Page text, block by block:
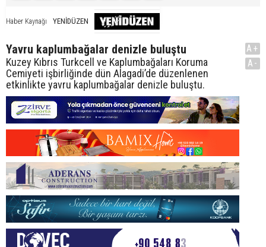
Haber Kaynağı YENİDÜZEN
Yavru kaplumbağalar denizle buluştu
Kuzey Kıbrıs Turkcell ve Kaplumbağaları Koruma
Cemiyeti işbirliğinde dün Alagadi’de düzenlenen
etkinlikte yavru kaplumbağalar denizle buluştu.
A+
A-